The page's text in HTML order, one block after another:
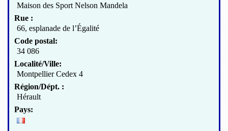
Maison des Sport Nelson Mandela
Rue :
66, esplanade de l’Égalité
Code postal:
34 086
Localité/Ville:
Montpellier Cedex 4
Région/Dépt. :
Hérault
Pays: